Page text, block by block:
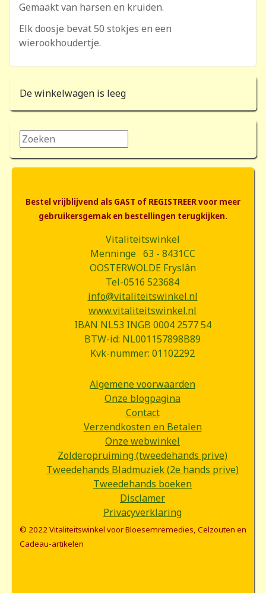
Gemaakt van harsen en kruiden.
Elk doosje bevat 50 stokjes en een
wierookhoudertje.
De winkelwagen is leeg
Zoeken...
Bestel vrijblijvend als GAST of REGISTREER voor meer
gebruikersgemak en bestellingen terugkijken.
Vitaliteitswinkel
Menninge 63 - 8431CC
OOSTERWOLDE Fryslân
Tel-0516 523684
info@vitaliteitswinkel.nl
www.vitaliteitswinkel.nl
IBAN NL53 INGB 0004 2577 54
BTW-id: NL001157898B89
Kvk-nummer: 01102292
Algemene voorwaarden
Onze blogpagina
Contact
Verzendkosten en Betalen
Onze webwinkel
Zolderopruiming (tweedehands prive)
Tweedehands Bladmuziek (2e hands prive)
Tweedehands boeken
Disclamer
Privacyverklaring
© 2022 Vitaliteitswinkel voor Bloesemremedies, Celzouten en
Cadeau-artikelen